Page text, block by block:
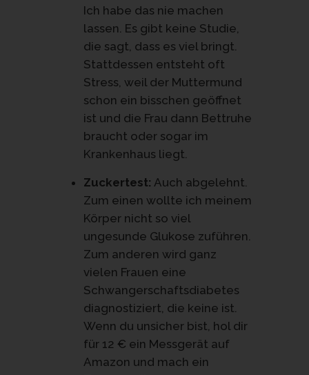
Ich habe das nie machen
lassen. Es gibt keine Studie,
die sagt, dass es viel bringt.
Stattdessen entsteht oft
Stress, weil der Muttermund
schon ein bisschen geöffnet
ist und die Frau dann Bettruhe
braucht oder sogar im
Krankenhaus liegt.
Zuckertest: Auch abgelehnt.
Zum einen wollte ich meinem
Körper nicht so viel
ungesunde Glukose zuführen.
Zum anderen wird ganz
vielen Frauen eine
Schwangerschaftsdiabetes
diagnostiziert, die keine ist.
Wenn du unsicher bist, hol dir
für 12 € ein Messgerät auf
Amazon und mach ein